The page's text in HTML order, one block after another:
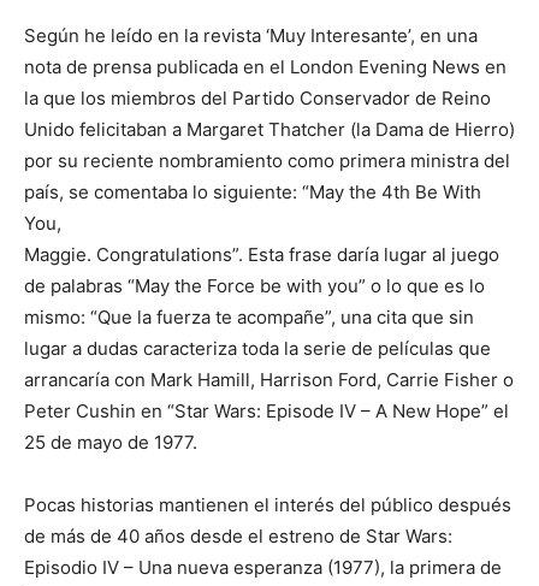
Según he leído en la revista ‘Muy Interesante’, en una
nota de prensa publicada en el London Evening News en
la que los miembros del Partido Conservador de Reino
Unido felicitaban a Margaret Thatcher (la Dama de Hierro)
por su reciente nombramiento como primera ministra del
país, se comentaba lo siguiente: “May the 4th Be With
You,
Maggie. Congratulations”. Esta frase daría lugar al juego
de palabras “May the Force be with you” o lo que es lo
mismo: “Que la fuerza te acompañe”, una cita que sin
lugar a dudas caracteriza toda la serie de películas que
arrancaría con Mark Hamill, Harrison Ford, Carrie Fisher o
Peter Cushin en “Star Wars: Episode IV – A New Hope” el
25 de mayo de 1977.
Pocas historias mantienen el interés del público después
de más de 40 años desde el estreno de Star Wars:
Episodio IV – Una nueva esperanza (1977), la primera de